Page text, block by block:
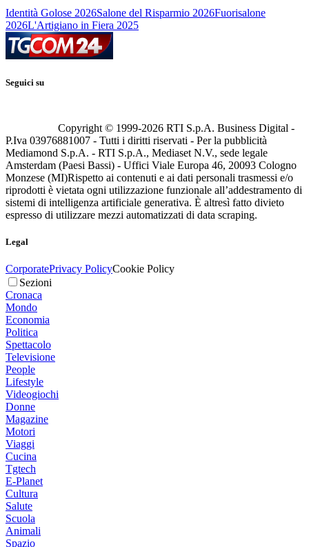
Identità Golose 2026Salone del Risparmio 2026Fuorisalone
2026L'Artigiano in Fiera 2025
Seguici su
Copyright © 1999-2026 RTI S.p.A. Business Digital -
P.Iva 03976881007 - Tutti i diritti riservati - Per la pubblicità
Mediamond S.p.A. - RTI S.p.A., Mediaset N.V., sede legale
Amsterdam (Paesi Bassi) - Uffici Viale Europa 46, 20093 Cologno
Monzese (MI)Rispetto ai contenuti e ai dati personali trasmessi e/o
riprodotti è vietata ogni utilizzazione funzionale all’addestramento di
sistemi di intelligenza artificiale generativa. È altresì fatto divieto
espresso di utilizzare mezzi automatizzati di data scraping.
Legal
CorporatePrivacy PolicyCookie Policy
Sezioni
Cronaca
Mondo
Economia
Politica
Spettacolo
Televisione
People
Lifestyle
Videogiochi
Donne
Magazine
Motori
Viaggi
Cucina
Tgtech
E-Planet
Cultura
Salute
Scuola
Animali
Spazio